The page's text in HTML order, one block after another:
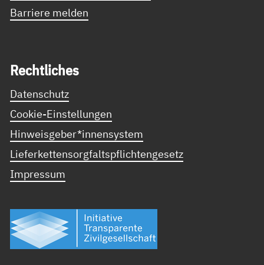
Barriere melden
Recht­li­ches
Datenschutz
Cookie-Einstellungen
Hinweisgeber*innensystem
Lieferkettensorgfaltspflichtengesetz
Impressum